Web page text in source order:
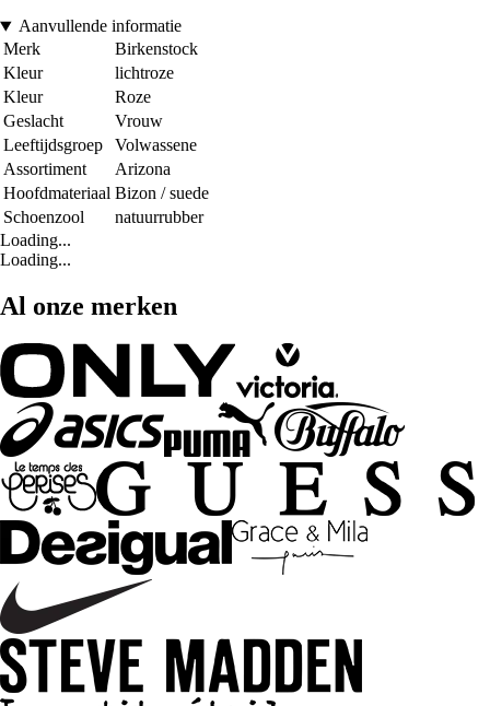
Aanvullende informatie
Merk
Birkenstock
Kleur
lichtroze
Kleur
Roze
Geslacht
Vrouw
Leeftijdsgroep
Volwassene
Assortiment
Arizona
Hoofdmateriaal Bizon / suede
Schoenzool
natuurrubber
Loading...
Loading...
Al onze merken